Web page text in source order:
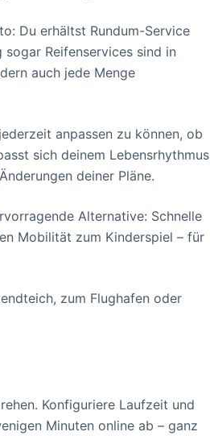
Du erhältst Rundum-Service
Reifenservices sind in
auch jede Menge
anpassen zu können, ob
sich deinem Lebensrhythmus
deiner Pläne.
Alternative: Schnelle
Mobilität zum Kinderspiel – für
zum Flughafen oder
Konfiguriere Laufzeit und
Minuten online ab – ganz